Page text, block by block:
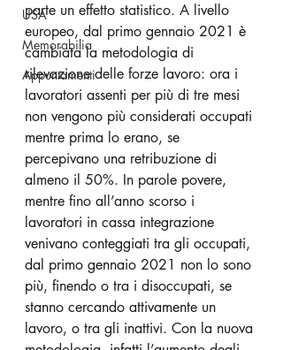
USA
Memorabilia
Appuntamenti
parte un effetto statistico. A livello
europeo, dal primo gennaio 2021 è
cambiata la metodologia di
rilevazione delle forze lavoro: ora i
lavoratori assenti per più di tre mesi
non vengono più considerati occupati
mentre prima lo erano, se
percepivano una retribuzione di
almeno il 50%. In parole povere,
mentre fino all’anno scorso i
lavoratori in cassa integrazione
venivano conteggiati tra gli occupati,
dal primo gennaio 2021 non lo sono
più, finendo o tra i disoccupati, se
stanno cercando attivamente un
lavoro, o tra gli inattivi. Con la nuova